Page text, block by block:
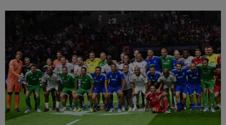
Jegyek
FM YouTube +
Hírek